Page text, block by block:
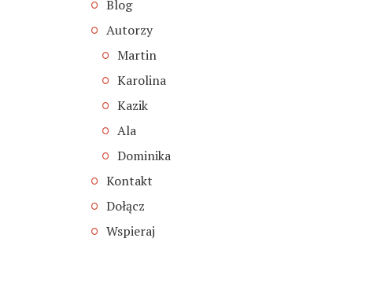
Blog
Autorzy
Martin
Karolina
Kazik
Ala
Dominika
Kontakt
Dołącz
Wspieraj